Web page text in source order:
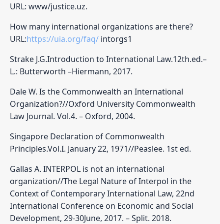
URL: www/justice.uz.
How many international organizations are there?
URL:https://uia.org/faq/ intorgs1
Strake J.G.Introduction to International Law.12th.ed.–
L.: Butterworth –Hiermann, 2017.
Dale W. Is the Commonwealth an International
Organization?//Oxford University Commonwealth
Law Journal. Vol.4. – Oxford, 2004.
Singapore Declaration of Commonwealth
Principles.Vol.I. January 22, 1971//Peaslee. 1st ed.
Gallas A. INTERPOL is not an international
organization//The Legal Nature of Interpol in the
Context of Contemporary International Law, 22nd
International Conference on Economic and Social
Development, 29-30June, 2017. – Split. 2018.